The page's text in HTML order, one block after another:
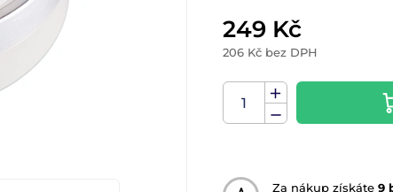
249 Kč
206 Kč bez DPH
Za nákup získáte 9